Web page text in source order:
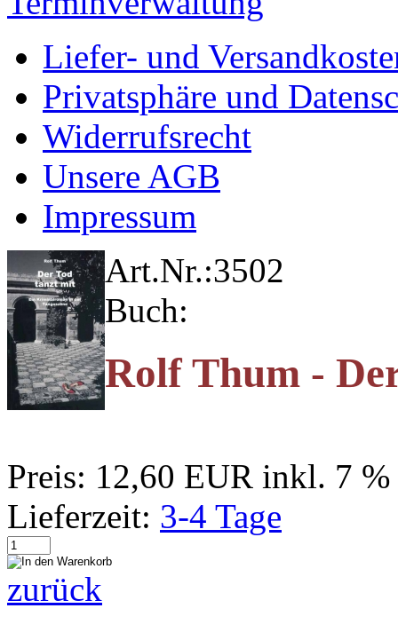
Liefer- und
Privatsphäre und
Widerrufsrecht
Unsere AGB
Impressum
Art.Nr.:3502
Buch:
Rolf Thum -
Preis: 12,60 EUR inkl. 7
Lieferzeit: 3-4 Tage
zurück